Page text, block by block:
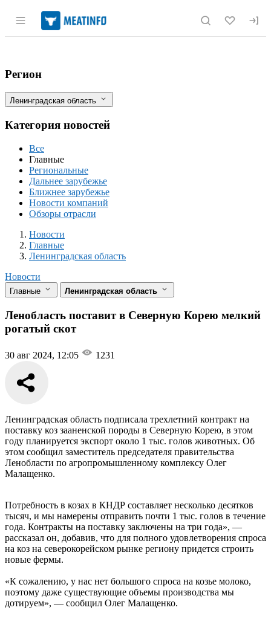
Раздел навигации по сайту
Ленобласть поставит в Северную
Фильтры
Регион
Ленинградская область
Категория новостей
Все
Главные
Региональные
Дальнее зарубежье
Ближнее зарубежье
Новости компаний
Обзоры отрасли
Новости
Разделы
Новости
Главные
Ленинградская область
Новости
Главные Ленинградская область
Ленобласть поставит в Северную Корею мелкий
рогатый скот
30 авг 2024, 12:05 1231
Ленинградская область подписала трехлетний контракт на
поставку коз зааненской породы в Северную Корею, в этом
году планируется экспорт около 1 тыс. голов животных. Об
этом сообщил заместитель председателя правительства
Ленобласти по агропромышленному комплексу Олег
Малащенко.
Потребность в козах в КНДР составляет несколько десятков
тысяч, и мы намерены отправить почти 1 тыс. голов в течение
года. Контракты на поставку заключены на три года», —
рассказал он, добавив, что для полного удовлетворения спроса
на коз на северокорейском рынке региону придется строить
новые фермы.
«К сожалению, у нас нет большого спроса на козье молоко,
поэтому даже существующие объемы производства мы
дотируем», — сообщил Олег Малащенко.